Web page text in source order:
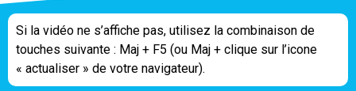
Si la vidéo ne s’affiche pas, utilisez la combinaison de
touches suivante : Maj + F5 (ou Maj + clique sur l’icone
« actualiser » de votre navigateur).